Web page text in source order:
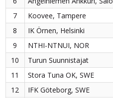
7
Koovee, Tampere
8
IK Örnen, Helsinki
9
NTHI-NTNUI, NOR
10
Turun Suunnistajat
11
Stora Tuna OK, SWE
12
IFK Göteborg, SWE